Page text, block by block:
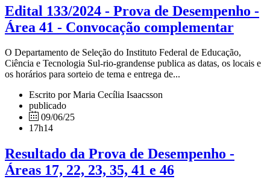
Edital 133/2024 - Prova de Desempenho -
Área 41 - Convocação complementar
O Departamento de Seleção do Instituto Federal de Educação,
Ciência e Tecnologia Sul-rio-grandense publica as datas, os locais e
os horários para sorteio de tema e entrega de...
Escrito por Maria Cecília Isaacsson
publicado
09/06/25
17h14
Resultado da Prova de Desempenho -
Áreas 17, 22, 23, 35, 41 e 46